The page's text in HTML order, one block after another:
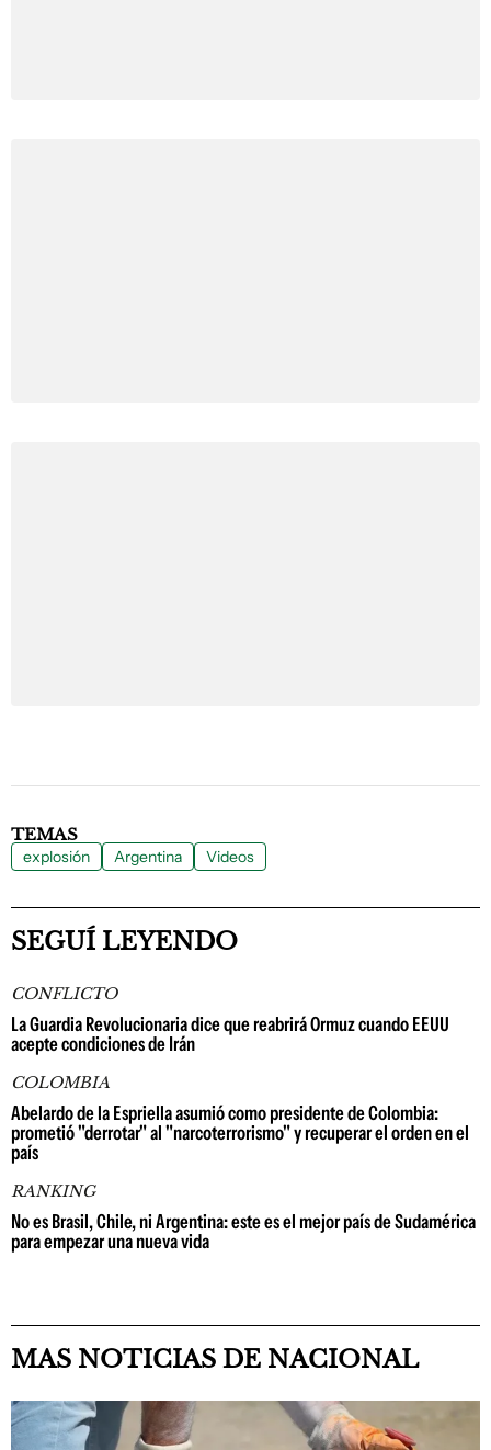
TEMAS
explosión Argentina Videos
SEGUÍ LEYENDO
CONFLICTO
La Guardia Revolucionaria dice que reabrirá Ormuz cuando EEUU
acepte condiciones de Irán
COLOMBIA
Abelardo de la Espriella asumió como presidente de Colombia:
prometió "derrotar" al "narcoterrorismo" y recuperar el orden en el
país
RANKING
No es Brasil, Chile, ni Argentina: este es el mejor país de Sudamérica
para empezar una nueva vida
MAS NOTICIAS DE NACIONAL